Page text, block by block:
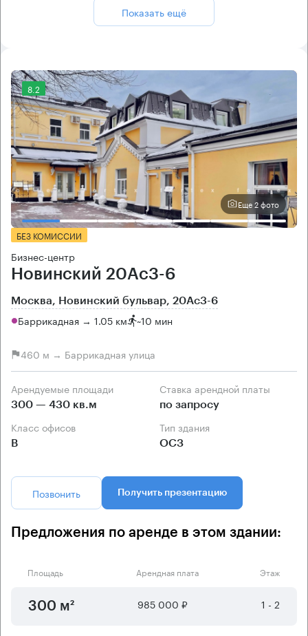
Показать ещё
8.2
Еще 2 фото
БЕЗ КОМИССИИ
Бизнес-центр
Новинский 20Ас3-6
Москва, Новинский бульвар, 20Ас3-6
Баррикадная → 1.05 км ~10 мин
460 м → Баррикадная улица
Арендуемые площади
300 — 430 кв.м
Ставка арендной платы
по запросу
Класс офисов
B
Тип здания
ОСЗ
Позвонить Получить презентацию
Предложения по аренде в этом здании:
Площадь Арендная плата Этаж
300 м² 985 000 ₽ 1 - 2